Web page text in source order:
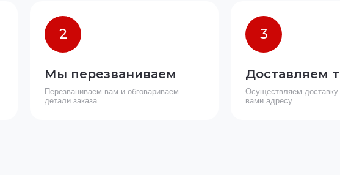
2
Мы перезваниваем
Перезваниваем вам и обговариваем
детали заказа
3
Доставляем
Осуществляем доставку
вами адресу